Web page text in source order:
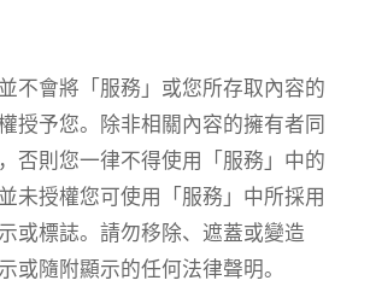
不會將「服務」或您所存取內容的
授予您。除非相關內容的擁有者同
否則您一律不得使用「服務」中的
未授權您可使用「服務」中所採用
或標誌。請勿移除、遮蓋或變造
或隨附顯示的任何法律聲明。